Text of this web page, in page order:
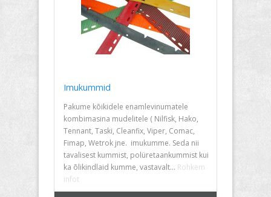
- Põrandahooldusmasinad
- Kombineeritud põrandapesumasinad
- Survepesurid
- Masinate kulu ja varuosad
Paberitooted
Kaubamärgid ja kataloogid
Kontakt
Imukummid
Pakume kõikidele enamlevinumatele
kombimasina mudelitele ( Nilfisk, Hako,
Tennant, Taski, Cleanfix, Viper, Comac,
Fimap, Wetrok jne. imukumme. Seda nii
tavalisest kummist, polüretaankummist kui
ka õlikindlaid kumme, vastavalt... Rohkem
infot